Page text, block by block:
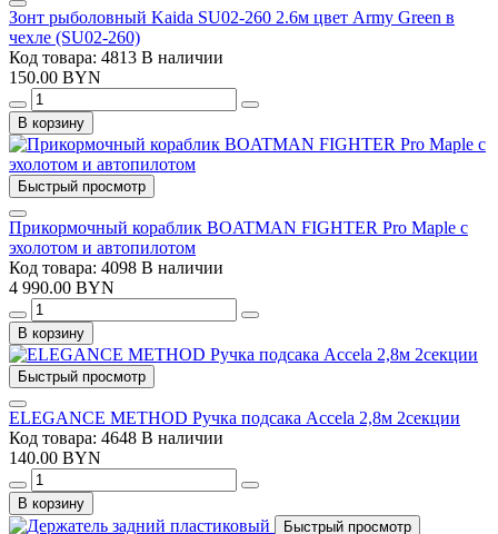
Зонт рыболовный Kaida SU02-260 2.6м цвет Army Green в
чехле (SU02-260)
Код товара: 4813 В наличии
150.00 BYN
В корзину
Быстрый просмотр
Прикормочный кораблик BOATMAN FIGHTER Pro Maple с
эхолотом и автопилотом
Код товара: 4098 В наличии
4 990.00 BYN
В корзину
Быстрый просмотр
ELEGANCE METHOD Ручка подсака Accela 2,8м 2секции
Код товара: 4648 В наличии
140.00 BYN
В корзину
Быстрый просмотр